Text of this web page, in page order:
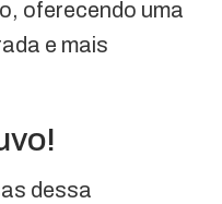
oferecendo uma
e mais
dessa